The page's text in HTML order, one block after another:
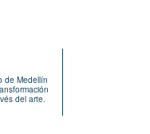
de Medellín
del arte.